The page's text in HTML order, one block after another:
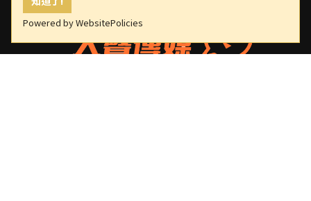
Powered by WebsitePolicies